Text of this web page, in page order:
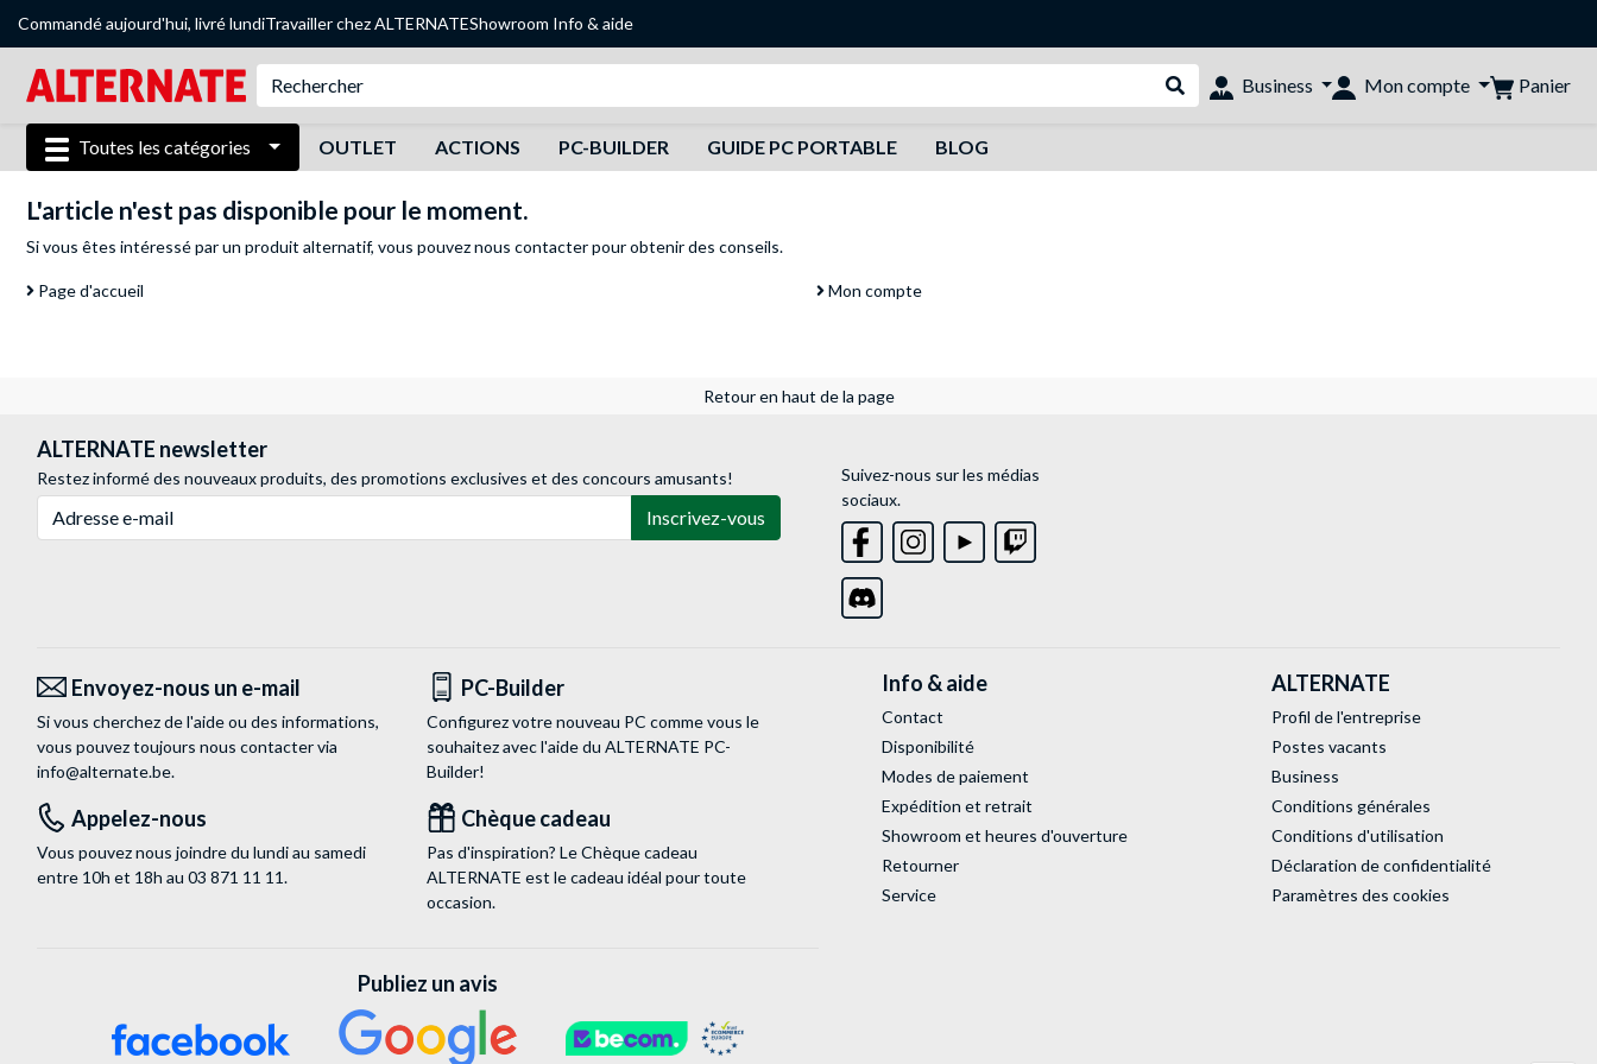
Commandé aujourd'hui, livré lundiTravailler chez ALTERNATEShowroom Info & aide
Rechercher dans le shop
Business Mon compte Panier
Toutes les catégories OUTLET ACTIONS PC-BUILDER GUIDE PC PORTABLE BLOG
L'article n'est pas disponible pour le moment.
Si vous êtes intéressé par un produit alternatif, vous pouveznous contacterpour obtenir des conseils.
Page d'accueil Mon compte
Retour en haut de la page
ALTERNATE newsletter
Restez informé des nouveaux produits, des promotions exclusives et des concours amusants!
Inscrivez-vous
Suivez-nous sur les médias
sociaux.
Envoyez-nous un e-mail
Si vous cherchez de l'aide ou des informations,
vous pouvez toujours nous contacter via
info@alternate.be.
PC-Builder
Configurez votre nouveau PC comme vous le
souhaitez avec l'aide du ALTERNATE PC-
Builder!
Appelez-nous
Vous pouvez nous joindre du lundi au samedi
entre 10h et 18h au 03 871 11 11.
Chèque cadeau
Pas d'inspiration? Le Chèque cadeau
ALTERNATE est le cadeau idéal pour toute
occasion.
Info & aide
Contact
Disponibilité
Modes de paiement
Expédition et retrait
Showroom et heures d'ouverture
Retourner
Service
ALTERNATE
Profil de l'entreprise
Postes vacants
Business
Conditions générales
Conditions d'utilisation
Déclaration de confidentialité
Paramètres des cookies
Publiez un avis